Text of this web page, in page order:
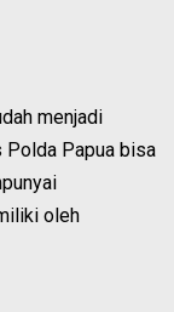
menjadi
Polda Papua bisa
oleh